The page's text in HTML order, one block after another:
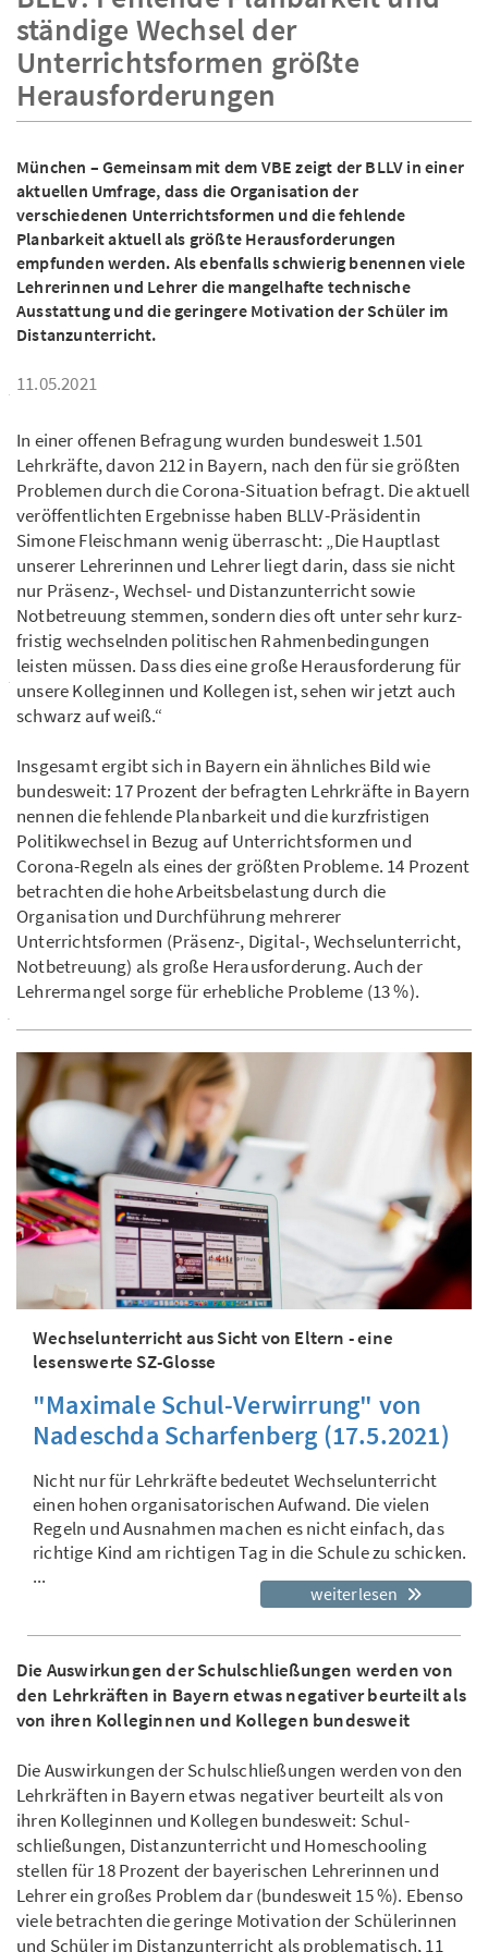
ständige Wechsel der
Unterrichtsformen größte
Herausforderungen
München – Gemeinsam mit dem VBE zeigt der BLLV in einer
aktuellen Umfrage, dass die Organisation der
verschiedenen Unterrichtsformen und die fehlende
Planbarkeit aktuell als größte Herausforderungen
empfunden werden. Als ebenfalls schwierig benennen viele
Lehrerinnen und Lehrer die mangelhafte technische
Ausstattung und die geringere Motivation der Schüler im
Distanzunterricht.
11.05.2021
In einer offenen Befragung wurden bundesweit 1.501
Lehrkräfte, davon 212 in Bayern, nach den für sie größten
Problemen durch die Corona-Situation befragt. Die aktuell
veröffentlichten Ergebnisse haben BLLV-Präsidentin
Simone Fleischmann wenig über­rascht: „Die Hauptlast
unserer Lehrerinnen und Lehrer liegt darin, dass sie nicht
nur Präsenz-, Wechsel- und Distanz­unterricht sowie
Notbe­treuung stemmen, son­dern dies oft unter sehr kurz­
fristig wechseln­den politischen Rahmen­bedingungen
leisten müssen. Dass dies eine große Heraus­forderung für
unsere Kolle­ginnen und Kollegen ist, sehen wir jetzt auch
schwarz auf weiß.“
Insgesamt ergibt sich in Bayern ein ähnliches Bild wie
bundesweit: 17 Prozent der befragten Lehrkräfte in Bayern
nennen die fehlende Planbarkeit und die kurz­fristi­gen
Politikwechsel in Bezug auf Unterrichtsformen und
Corona-Regeln als eines der größten Probleme. 14 Prozent
betrachten die hohe Arbeits­belastung durch die
Organisation und Durchführung mehrerer
Unterrichtsformen (Präsenz-, Digital-, Wechselunterricht,
Notbetreuung) als große Herausforderung. Auch der
Lehrer­mangel sorge für erhebliche Probleme (13 %).
Wechselunterricht aus Sicht von Eltern - eine
lesenswerte SZ-Glosse
"Maximale Schul-Verwirrung" von
Nadeschda Scharfenberg (17.5.2021)
Nicht nur für Lehrkräfte bedeutet Wechselunterricht
einen hohen organisatorischen Aufwand. Die vielen
Regeln und Ausnahmen machen es nicht einfach, das
richtige Kind am richtigen Tag in die Schule zu schicken.
...
weiterlesen
Die Auswirkungen der Schulschließungen werden von
den Lehrkräften in Bayern etwas negativer beurteilt als
von ihren Kolleginnen und Kollegen bundes­weit
Die Auswirkungen der Schulschließungen werden von den
Lehrkräften in Bayern etwas negativer beurteilt als von
ihren Kolleginnen und Kollegen bundes­weit: Schul­­
schließungen, Distanzunterricht und Homeschooling
stellen für 18 Pro­­­zent der bayerischen Lehrerinnen und
Lehrer ein großes Problem dar (bundesweit 15 %). Eben­so
viele betrach­ten die geringe Motivation der Schülerinnen
und Schüler im Distanzunter­richt als problematisch, 11